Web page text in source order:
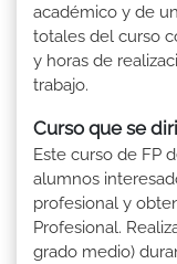
académico y de
totales del curso
y horas de
trabajo.
Curso que se
Este curso de FP
alumnos
profesional y
Profesional.
grado medio)